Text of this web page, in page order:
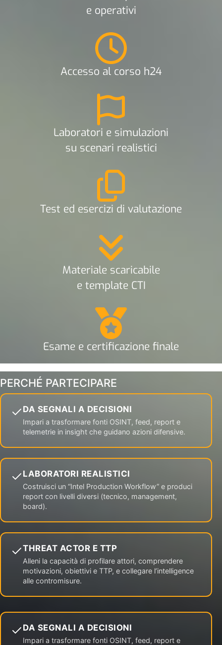
e operativi
Accesso al corso h24
Laboratori e simulazioni
su scenari realistici
Test ed esercizi di valutazione
Materiale scaricabile
e template CTI
Esame e certificazione finale
PERCHÉ PARTECIPARE
DA SEGNALI A DECISIONI
Impari a trasformare fonti OSINT, feed, report e
telemetrie in insight che guidano azioni difensive.
LABORATORI REALISTICI
Costruisci un “Intel Production Workflow” e produci
report con livelli diversi (tecnico, management,
board).
THREAT ACTOR E TTP
Alleni la capacità di profilare attori, comprendere
motivazioni, obiettivi e TTP, e collegare l’intelligence
alle contromisure.
DA SEGNALI A DECISIONI
Impari a trasformare fonti OSINT, feed, report e